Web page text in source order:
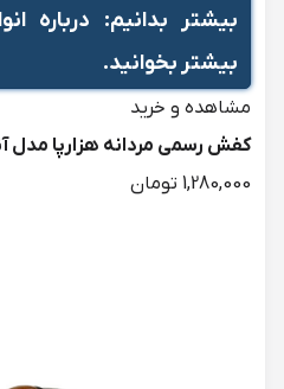
بیشتر بدانیم:
درباره
بیشتر بخوانید.
کفش رسمی مردانه هزارپا مدل
1,280,000 تومان